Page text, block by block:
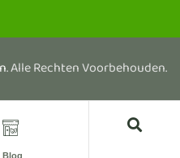
Blog
. Alle Rechten Voorbehouden.